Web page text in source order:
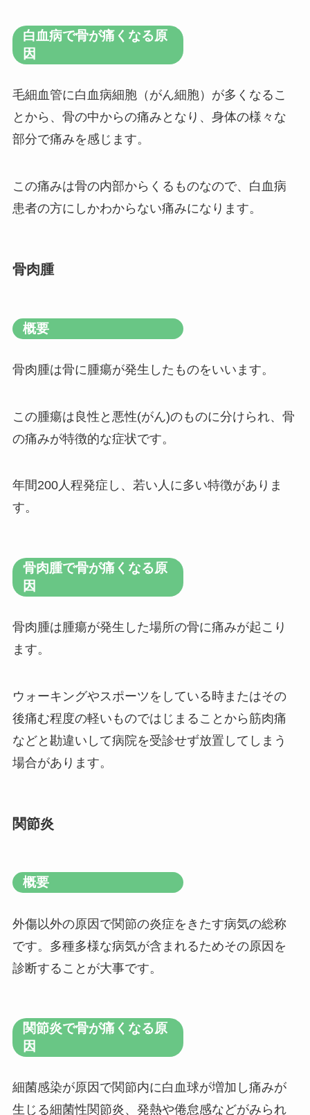
白血病で骨が痛くなる原
因
毛細血管に白血病細胞（がん細胞）が多くなるこ
とから、骨の中からの痛みとなり、身体の様々な
部分で痛みを感じます。
この痛みは骨の内部からくるものなので、白血病
患者の方にしかわからない痛みになります。
骨肉腫
概要
骨肉腫は骨に腫瘍が発生したものをいいます。
この腫瘍は良性と悪性(がん)のものに分けられ、骨
の痛みが特徴的な症状です。
年間200人程発症し、若い人に多い特徴がありま
す。
骨肉腫で骨が痛くなる原
因
骨肉腫は腫瘍が発生した場所の骨に痛みが起こり
ます。
ウォーキングやスポーツをしている時またはその
後痛む程度の軽いものではじまることから筋肉痛
などと勘違いして病院を受診せず放置してしまう
場合があります。
関節炎
概要
外傷以外の原因で関節の炎症をきたす病気の総称
です。多種多様な病気が含まれるためその原因を
診断することが大事です。
関節炎で骨が痛くなる原
因
細菌感染が原因で関節内に白血球が増加し痛みが
生じる細菌性関節炎、発熱や倦怠感などがみられ